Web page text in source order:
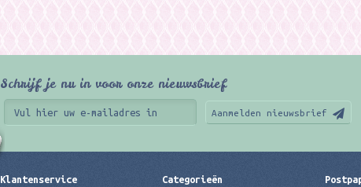
Schrijf je nu in voor onze nieuwsbrief
Aanmelden nieuwsbrief
Klantenservice Categorieën